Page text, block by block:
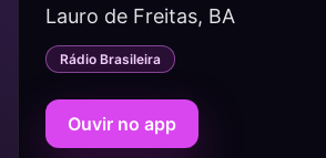
Lauro de Freitas, BA
Rádio Brasileira
Ouvir no app